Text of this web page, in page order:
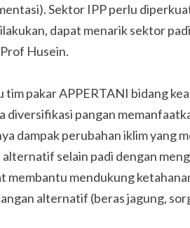
Sektor IPP perlu
dapat menarik sektor
Husein.
tim pakar APPERTANI bidang
diversifikasi pangan
dampak perubahan iklim
selain padi dengan
membantu mendukung
alternatif (beras jagung,